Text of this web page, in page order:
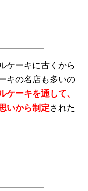
ケーキに古くから
キの名店も多いの
ケーキを通して、
いから制定された